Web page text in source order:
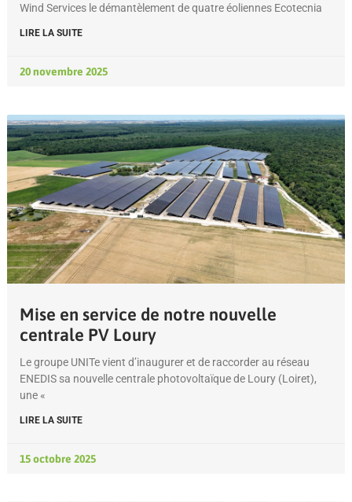
Wind Services le démantèlement de quatre éoliennes Ecotecnia
LIRE LA SUITE
20 novembre 2025
Mise en service de notre nouvelle
centrale PV Loury
Le groupe UNITe vient d’inaugurer et de raccorder au réseau
ENEDIS sa nouvelle centrale photovoltaïque de Loury (Loiret),
une «
LIRE LA SUITE
15 octobre 2025